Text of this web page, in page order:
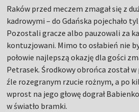
Raków przed meczem zmagał się z
kadrowymi – do Gdańska pojechało
Pozostali gracze albo pauzowali za
kontuzjowani. Mimo to osłabień nie
połowie najlepszą okazję dla gości
Petrasek. Środkowy obrońca został
źle rozegranym rzucie rożnym, a po
wprost na jego głowę dograł
w światło bramki.